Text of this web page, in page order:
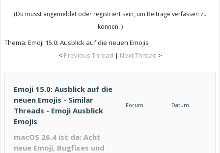
(Du musst angemeldet oder registriert sein, um Beiträge verfassen zu
können. )
Thema: Emoji 15.0: Ausblick auf die neuen Emojis
< Previous Thread | Next Thread >
Emoji 15.0: Ausblick auf die
neuen Emojis - Similar
Threads - Emoji Ausblick
Emojis
Forum Datum
macOS 26.4 ist da: Acht
neue Emoji, Bugfixes und